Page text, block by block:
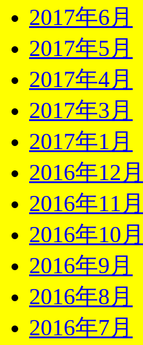
2017年6月
2017年5月
2017年4月
2017年3月
2017年1月
2016年12月
2016年11月
2016年10月
2016年9月
2016年8月
2016年7月